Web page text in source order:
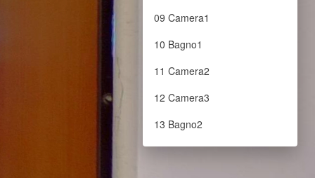
09 Camera1
10 Bagno1
11 Camera2
12 Camera3
13 Bagno2